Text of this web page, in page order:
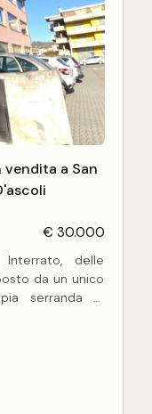
vendita a San
€ 30.000
delle
da un unico
serranda di
ad essere